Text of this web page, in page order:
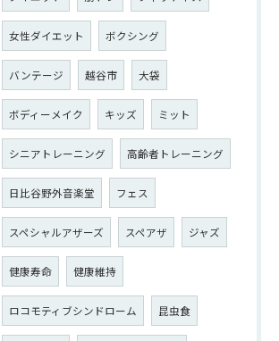
女性ダイエット ボクシング
バンテージ 越谷市 大袋
ボディーメイク キッズ ミット
シニアトレーニング 高齢者トレーニング
日比谷野外音楽堂 フェス
スペシャルアザーズ スペアザ ジャズ
健康寿命 健康維持
ロコモティブシンドローム 昆虫食